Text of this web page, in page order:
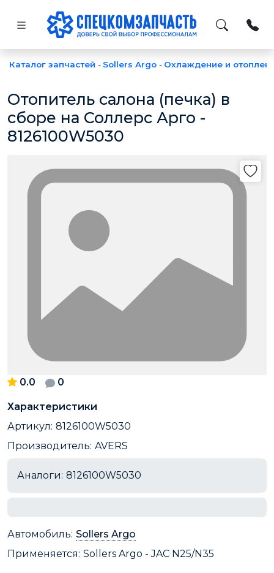
Каталог запчастей - Sollers Argo - Охлаждение и
Отопитель салона (печка) в
сборе на Соллерс Арго -
8126100W5030
0.0 0
Характеристики
Артикул: 8126100W5030
Производитель: AVERS
Аналоги: 8126100W5030
Автомобиль: Sollers Argo
Применяется: Sollers Argo - JAC N25/N35